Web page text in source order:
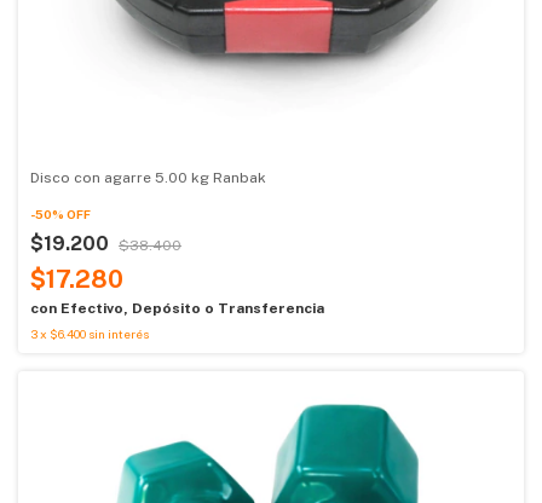
Disco con agarre 5.00 kg Ranbak
-50% OFF
$19.200 $38.400
$17.280
con Efectivo, Depósito o Transferencia
3x $6.400 sin interés